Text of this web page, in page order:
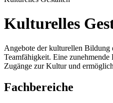
Kulturelles
Angebote der kulturellen Bildung
Teamfähigkeit. Eine
Zugänge zur Kultur und
Fachbereiche